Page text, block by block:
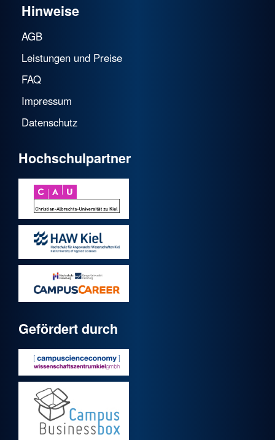
Hinweise
AGB
Leistungen und Preise
FAQ
Impressum
Datenschutz
Hochschulpartner
Gefördert durch